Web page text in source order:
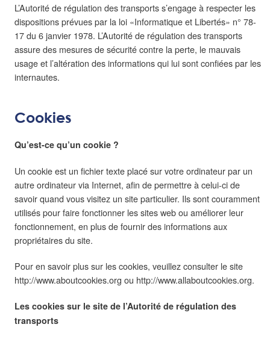
L’Autorité de régulation des transports s’engage à respecter les
dispositions prévues par la loi «Informatique et Libertés» n° 78-
17 du 6 janvier 1978. L’Autorité de régulation des transports
assure des mesures de sécurité contre la perte, le mauvais
usage et l’altération des informations qui lui sont confiées par les
internautes.
Cookies
Qu’est-ce qu’un cookie ?
Un cookie est un fichier texte placé sur votre ordinateur par un
autre ordinateur via Internet, afin de permettre à celui-ci de
savoir quand vous visitez un site particulier. Ils sont couramment
utilisés pour faire fonctionner les sites web ou améliorer leur
fonctionnement, en plus de fournir des informations aux
propriétaires du site.
Pour en savoir plus sur les cookies, veuillez consulter le site
http://www.aboutcookies.org ou http://www.allaboutcookies.org.
Les cookies sur le site de l’Autorité de régulation des
transports